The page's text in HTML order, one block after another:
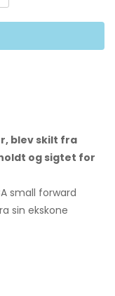
blev skilt fra
og sigtet for
small forward
sin ekskone